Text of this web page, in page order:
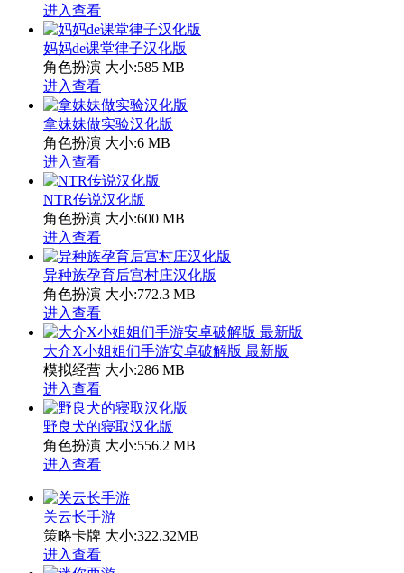
进入查看
妈妈de课堂律子汉化版
角色扮演 大小:585 MB
进入查看
拿妹妹做实验汉化版
角色扮演 大小:6 MB
进入查看
NTR传说汉化版
角色扮演 大小:600 MB
进入查看
异种族孕育后宫村庄汉化版
角色扮演 大小:772.3 MB
进入查看
大介X小姐姐们手游安卓破解版 最新版
模拟经营 大小:286 MB
进入查看
野良犬的寝取汉化版
角色扮演 大小:556.2 MB
进入查看
关云长手游
策略卡牌 大小:322.32MB
进入查看